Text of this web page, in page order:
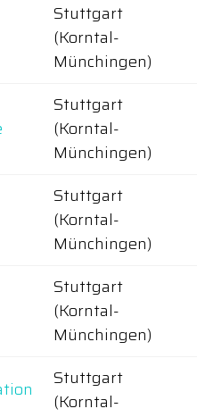
Stuttgart
(Korntal-
Münchingen)
Stuttgart
(Korntal-
Münchingen)
Stuttgart
(Korntal-
Münchingen)
Stuttgart
(Korntal-
Münchingen)
Stuttgart
(Korntal-